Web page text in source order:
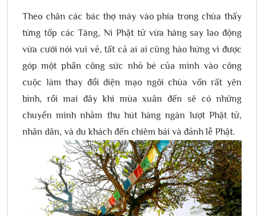
Theo chân các bác thợ máy vào phía trong chùa thấy
từng tốp các Tăng, Ni Phật tử vừa hăng say lao động
vừa cười nói vui vẻ, tất cả ai ai cũng hào hứng vì được
góp một phần công sức nhỏ bé của mình vào công
cuộc làm thay đổi diện mạo ngôi chùa vốn rất yên
bình, rồi mai đây khi mùa xuân đến sẽ có những
chuyển mình nhằm thu hút hàng ngàn lượt Phật tử,
nhân dân, và du khách đến chiêm bái và đảnh lễ Phật.